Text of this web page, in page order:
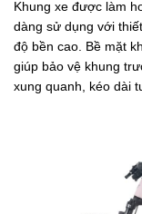
Khung xe được làm
dàng sử dụng với
độ bền cao. Bề mặt
giúp bảo vệ khung
xung quanh, kéo dài